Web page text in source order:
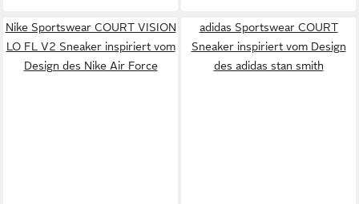
Nike Sportswear COURT VISION
LO FL V2 Sneaker inspiriert vom
Design des Nike Air Force
adidas Sportswear COURT
Sneaker inspiriert vom Design
des adidas stan smith